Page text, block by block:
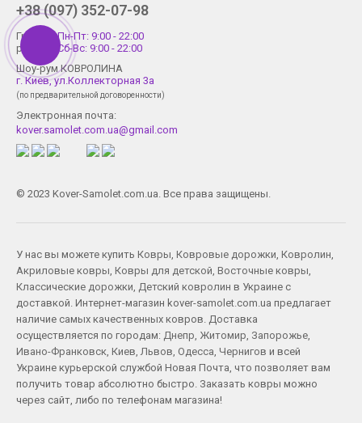
+38 (097) 352-07-98
График
работы
Пн-Пт: 9:00 - 22:00
Сб-Вс: 9:00 - 22:00
Шоу-рум КОВРОЛИНА
г. Киев, ул.Коллекторная 3а
(по предварительной договоренности)
Электронная почта:
kover.samolet.com.ua@gmail.com
© 2023 Kover-Samolet.com.ua. Все права защищены.
У нас вы можете купить Ковры Ковровые дорожки Ковролин
Акриловые ковры Ковры для детской Восточные ковры
Классические дорожки Детский ковролин в Украине с
доставкой. Интернет-магазин kover-samolet.com.ua предлагает
наличие самых качественных ковров. Доставка
осуществляется по городам: Днепр Житомир Запорожье
Ивано-Франковск Киев Львов Одесса Чернигов и всей
Украине курьерской службой Новая Почта, что позволяет вам
получить товар абсолютно быстро. Заказать ковры можно
через сайт, либо по телефонам магазина!